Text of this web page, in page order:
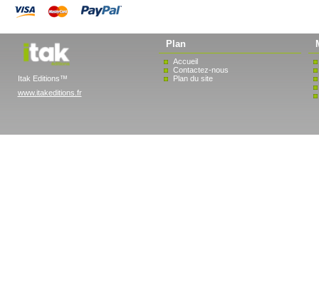
Itak Editions™
www.itakeditions.fr
Plan
Accueil
Contactez-nous
Plan du site